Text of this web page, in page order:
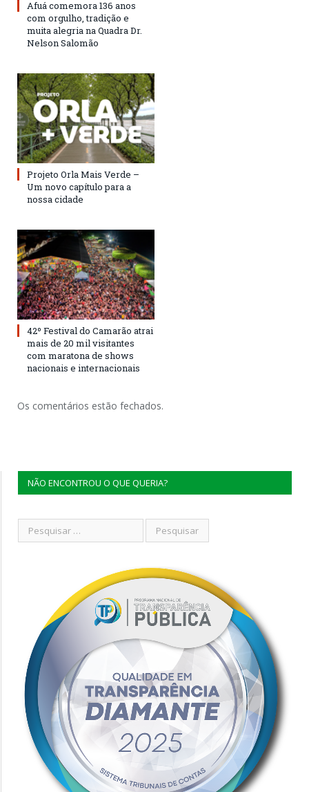
Afuá comemora 136 anos
com orgulho, tradição e
muita alegria na Quadra Dr.
Nelson Salomão
Projeto Orla Mais Verde –
Um novo capítulo para a
nossa cidade
42º Festival do Camarão atrai
mais de 20 mil visitantes
com maratona de shows
nacionais e internacionais
Os comentários estão fechados.
NÃO ENCONTROU O QUE QUERIA?